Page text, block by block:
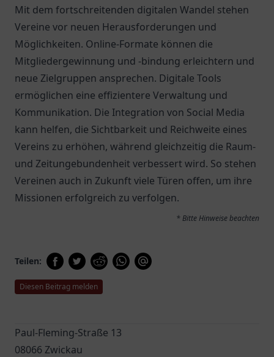
Mit dem fortschreitenden digitalen Wandel stehen
Vereine vor neuen Herausforderungen und
Möglichkeiten. Online-Formate können die
Mitgliedergewinnung und -bindung erleichtern und
neue Zielgruppen ansprechen. Digitale Tools
ermöglichen eine effizientere Verwaltung und
Kommunikation. Die Integration von Social Media
kann helfen, die Sichtbarkeit und Reichweite eines
Vereins zu erhöhen, während gleichzeitig die Raum-
und Zeitungebundenheit verbessert wird. So stehen
Vereinen auch in Zukunft viele Türen offen, um ihre
Missionen erfolgreich zu verfolgen.
* Bitte Hinweise beachten
Teilen:
Diesen Beitrag melden
Paul-Fleming-Straße 13
08066 Zwickau